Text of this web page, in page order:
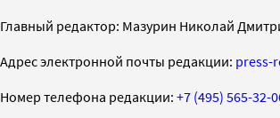
Главный редактор: Мазурин Николай
Адрес электронной почты редакции: press-
Номер телефона редакции: +7 (495) 565-32-